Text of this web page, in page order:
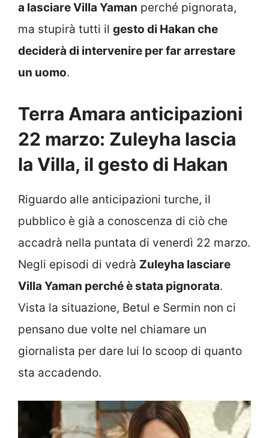
a lasciare Villa Yaman perché pignorata,
ma stupirà tutti il gesto di Hakan che
deciderà di intervenire per far arrestare
un uomo.
Terra Amara anticipazioni
22 marzo: Zuleyha lascia
la Villa, il gesto di Hakan
Riguardo alle anticipazioni turche, il
pubblico è già a conoscenza di ciò che
accadrà nella puntata di venerdì 22 marzo.
Negli episodi di vedrà Zuleyha lasciare
Villa Yaman perché è stata pignorata.
Vista la situazione, Betul e Sermin non ci
pensano due volte nel chiamare un
giornalista per dare lui lo scoop di quanto
sta accadendo.